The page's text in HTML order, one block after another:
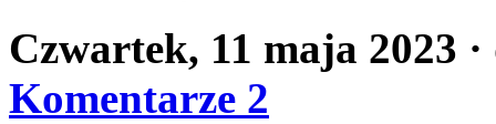
Czwartek, 11 maja 2023
Komentarze 2